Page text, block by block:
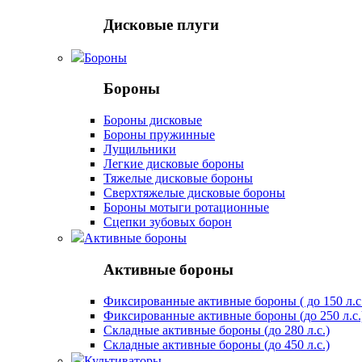
Дисковые плуги
Бороны
Бороны
Бороны дисковые
Бороны пружинные
Лущильники
Легкие дисковые бороны
Тяжелые дисковые бороны
Сверхтяжелые дисковые бороны
Бороны мотыги ротационные
Сцепки зубовых борон
Активные бороны
Активные бороны
Фиксированные активные бороны ( до 150
Фиксированные активные бороны (до 250
Складные активные бороны (до 280 л.с.)
Складные активные бороны (до 450 л.с.)